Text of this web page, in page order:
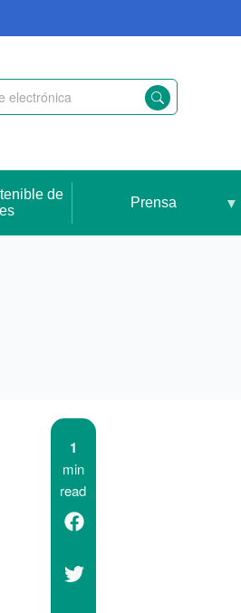
de
Prensa
1
min
read